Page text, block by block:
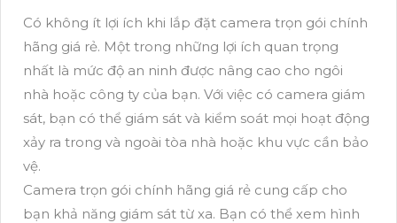
Có không ít lợi ích khi lắp đặt camera trọn gói chính
hãng giá rẻ. Một trong những lợi ích quan trọng
nhất là mức độ an ninh được nâng cao cho ngôi
nhà hoặc công ty của bạn. Với việc có camera giám
sát, bạn có thể giám sát và kiểm soát mọi hoạt động
xảy ra trong và ngoài tòa nhà hoặc khu vực cần bảo
vệ.
Camera trọn gói chính hãng giá rẻ cung cấp cho
bạn khả năng giám sát từ xa. Bạn có thể xem hình